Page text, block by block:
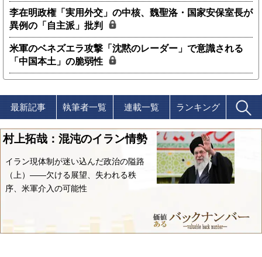
李在明政権「実用外交」の中核、魏聖洛・国家安保室長が
異例の「自主派」批判
米軍のベネズエラ攻撃「沈黙のレーダー」で意識される
「中国本土」の脆弱性
最新記事 執筆者一覧 連載一覧 ランキング
村上拓哉：混沌のイラン情勢
イラン現体制が迷い込んだ政治の隘路
（上）――欠ける展望、失われる秩
序、米軍介入の可能性